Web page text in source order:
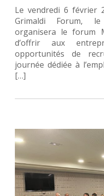
Le vendredi 6 février
Grimaldi Forum, le
organisera le forum
d’offrir aux
opportunités de
journée dédiée à
[…]